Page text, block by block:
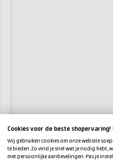
Cookies voor de beste shopervaring!
Wij gebruiken cookies om onze website
te bieden. Zo vind je snel wat je nodig hebt,
met persoonlijke aanbevelingen. Pas je